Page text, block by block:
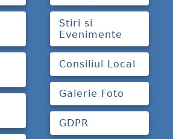
Stiri si
Evenimente
Consiliul Local
Galerie Foto
GDPR